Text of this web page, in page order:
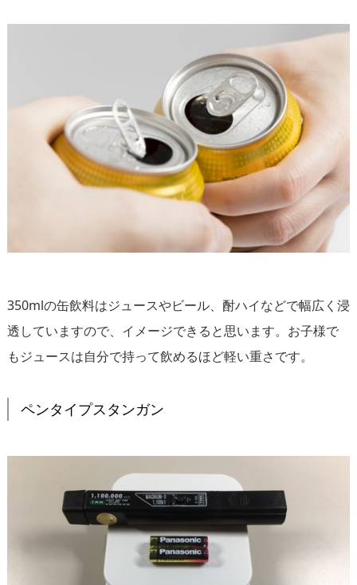
350mlの缶飲料はジュースやビール、酎ハイなどで幅広く浸
透していますので、イメージできると思います。お子様で
もジュースは自分で持って飲めるほど軽い重さです。
ペンタイプスタンガン